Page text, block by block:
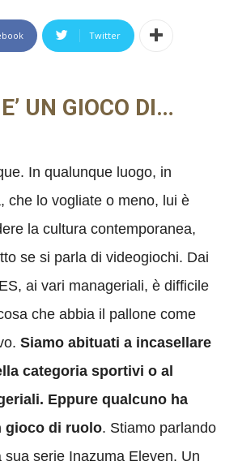
Twitter
UN GIOCO DI…
In qualunque luogo, in
che lo vogliate o meno, lui è
la cultura contemporanea,
se si parla di videogiochi. Dai
ai vari manageriali, è difficile
che abbia il pallone come
Siamo abituati a incasellare
categoria sportivi o al
Eppure qualcuno ha
gioco di ruolo. Stiamo parlando
sua serie Inazuma Eleven. Un